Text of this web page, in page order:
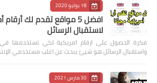
18 يوليو 2020
افضل 5 مواقع تقدم لك
لاستقبال الرسائل
فكرة الحصول على ارقام امريكية لكي تستخدمها
واستقبال الرسائل هو شيئ يبحث عن اغلب مستخدمي
30 مارس 2021